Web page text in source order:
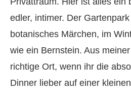
edler, intimer. Der
botanisches Märchen, im
wie ein Bernstein. Aus
richtige Ort, wenn ihr die
Dinner lieber auf einer